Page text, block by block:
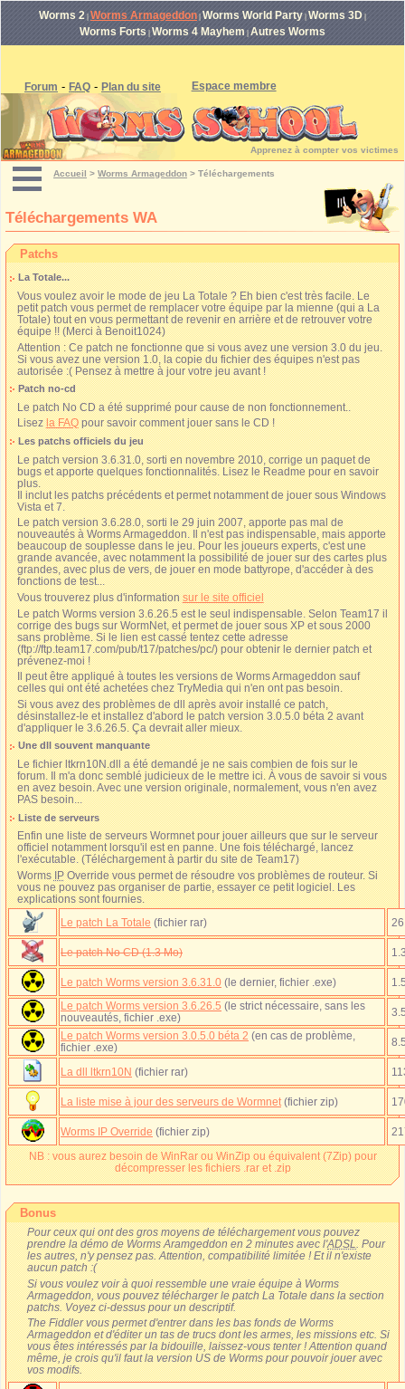
Worms 2 Worms Armageddon Worms World Party Worms 3D
Worms Forts Worms 4 Mayhem Autres Worms
Forum - FAQ - Plan du site Espace membre
Apprenez à compter vos victimes
Accueil > Worms Armageddon > Téléchargements
Téléchargements WA
Patchs
La Totale...
Vous voulez avoir le mode de jeu La Totale ? Eh bien c'est très facile. Le
petit patch vous permet de remplacer votre équipe par la mienne (qui a La
Totale) tout en vous permettant de revenir en arrière et de retrouver votre
équipe !! (Merci à Benoit1024)
Attention : Ce patch ne fonctionne que si vous avez une version 3.0 du jeu.
Si vous avez une version 1.0, la copie du fichier des équipes n'est pas
autorisée :( Pensez à mettre à jour votre jeu avant !
Patch no-cd
Le patch No CD a été supprimé pour cause de non fonctionnement..
Lisezla FAQpour savoir comment jouer sans le CD !
Les patchs officiels du jeu
Le patch version 3.6.31.0, sorti en novembre 2010, corrige un paquet de
bugs et apporte quelques fonctionnalités. Lisez le Readme pour en savoir
plus.
Il inclut les patchs précédents et permet notamment de jouer sous Windows
Vista et 7.
Le patch version 3.6.28.0, sorti le 29 juin 2007, apporte pas mal de
nouveautés à Worms Armageddon. Il n'est pas indispensable, mais apporte
beaucoup de souplesse dans le jeu. Pour les joueurs experts, c'est une
grande avancée, avec notamment la possibilité de jouer sur des cartes plus
grandes, avec plus de vers, de jouer en mode battyrope, d'accéder à des
fonctions de test...
Vous trouverez plus d'informationsur le site officiel
Le patch Worms version 3.6.26.5 est le seul indispensable. Selon Team17 il
corrige des bugs sur WormNet, et permet de jouer sous XP et sous 2000
sans problème. Si le lien est cassé tentez cette adresse
(ftp://ftp.team17.com/pub/t17/patches/pc/) pour obtenir le dernier patch et
prévenez-moi !
Il peut être appliqué à toutes les versions de Worms Armageddon sauf
celles qui ont été achetées chez TryMedia qui n'en ont pas besoin.
Si vous avez des problèmes de dll après avoir installé ce patch,
désinstallez-le et installez d'abord le patch version 3.0.5.0 béta 2 avant
d'appliquer le 3.6.26.5. Ça devrait aller mieux.
Une dll souvent manquante
Le fichier ltkrn10N.dll a été demandé je ne sais combien de fois sur le
forum. Il m'a donc semblé judicieux de le mettre ici. À vous de savoir si vous
en avez besoin. Avec une version originale, normalement, vous n'en avez
PAS besoin...
Liste de serveurs
Enfin une liste de serveurs Wormnet pour jouer ailleurs que sur le serveur
officiel notamment lorsqu'il est en panne. Une fois téléchargé, lancez
l'exécutable. (Téléchargement à partir du site de Team17)
WormsIPOverride vous permet de résoudre vos problèmes de routeur. Si
vous ne pouvez pas organiser de partie, essayer ce petit logiciel. Les
explications sont fournies.
Le patch La Totale (fichier rar)
Le patch No CD (1.3 Mo)
Le patch Worms version 3.6.31.0 (le dernier, fichier .exe)
Le patch Worms version 3.6.26.5 (le strict nécessaire, sans les
nouveautés, fichier .exe)
Le patch Worms version 3.0.5.0 béta 2 (en cas de problème,
fichier .exe)
La dll ltkrn10N (fichier rar)
La liste mise à jour des serveurs de Wormnet (fichier zip)
Worms IP Override (fichier zip)
NB : vous aurez besoin de WinRar ou WinZip ou équivalent (7Zip) pour
décompresser les fichiers .rar et .zip
Bonus
Pour ceux qui ont des gros moyens de téléchargement vous pouvez
prendre la démo de Worms Aramgeddon en 2 minutes avec l'ADSL. Pour
les autres, n'y pensez pas. Attention, compatibilité limitée ! Et il n'existe
aucun patch :(
Si vous voulez voir à quoi ressemble une vraie équipe à Worms
Armageddon, vous pouvez télécharger le patch La Totale dans la section
patchs. Voyez ci-dessus pour un descriptif.
The Fiddler vous permet d'entrer dans les bas fonds de Worms
Armageddon et d'éditer un tas de trucs dont les armes, les missions etc. Si
vous êtes intéressés par la bidouille, laissez-vous tenter ! Attention quand
même, je crois qu'il faut la version US de Worms pour pouvoir jouer avec
vos modifs.